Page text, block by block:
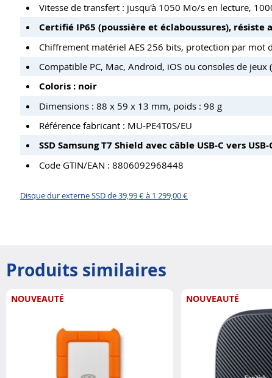
Vitesse de transfert : jusqu'à 1050 Mo/s en lecture,
Certifié IP65 (poussière et éclaboussures), résiste
Chiffrement matériel AES 256 bits, protection par mot
Compatible PC, Mac, Android, iOS ou consoles de jeux
Coloris : noir
Dimensions : 88 x 59 x 13 mm, poids : 98 g
Référence fabricant : MU-PE4T0S/EU
SSD Samsung T7 Shield avec câble USB-C vers
Code GTIN/EAN : 8806092968448
Disque dur externe SSD de 39,99 € à 1 299,00 €
Produits similaires
NOUVEAUTÉ NOUVEAUTÉ